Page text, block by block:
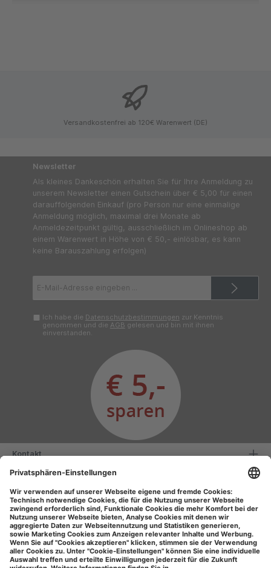
Versandkostenfrei ab 120€ Warenwert (DE)
Newsletter
Als kleines Dankeschön erhalten Sie für Ihre Anmeldung zu
unserem Newsletter einen Gutschein über € 5,00 für einen
darauffolgenden Einkauf (pro Person nur eine einmalige
Anmeldung möglich, maximal drei Monate ab
Anmeldezeitpunkt gültig, ausschließlich im Onlineshop ab
einem Warenwert in Höhe von € 50,- einlösbar, es kann
keine Barauszahlung erfolgen)
Mail-
Ich habe die Datenschutzbestimmungen zur Kenntnis
genommen und die AGB gelesen und bin mit ihnen
einverstanden.
Kontakt
Serviceinformationen
Informationen
Unsere Vorteile
Versandarten